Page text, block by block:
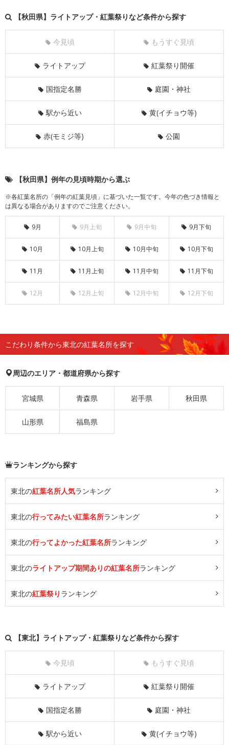
【秋田県】ライトアップ・紅葉祭りなど条件から探す
今見頃 もうすぐ見頃
ライトアップ 紅葉祭り開催
国指定名勝 庭園・神社
駅から近い 黄(イチョウ等)
赤(モミジ等) 公園
【秋田県】例年の見頃時期から選ぶ
※各紅葉名所の「例年の紅葉見頃」に基づいた一覧です。今年の色づき情報と
は異なる場合がありますのでご注意ください。
9月 9月上旬 9月中旬 9月下旬
10月 10月上旬 10月中旬 10月下旬
11月 11月上旬 11月中旬 11月下旬
12月 12月上旬 12月中旬 12月下旬
こだわり条件から東北の紅葉名所を探す
周辺のエリア・都道府県から探す
宮城県 青森県 岩手県 秋田県
山形県 福島県
ランキングから探す
東北の紅葉名所人気ランキング
東北の行ってみたい紅葉名所ランキング
東北の行ってよかった紅葉名所ランキング
東北のライトアップ期間ありの紅葉名所ランキング
東北の紅葉祭り ランキング
【東北】ライトアップ・紅葉祭りなど条件から探す
今見頃 もうすぐ見頃
ライトアップ 紅葉祭り開催
国指定名勝 庭園・神社
駅から近い 黄(イチョウ等)